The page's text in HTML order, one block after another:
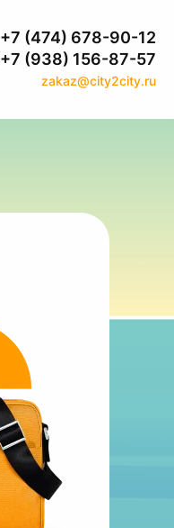
+7 (474) 678-90-12
+7 (938) 156-87-57
zakaz@city2city.ru